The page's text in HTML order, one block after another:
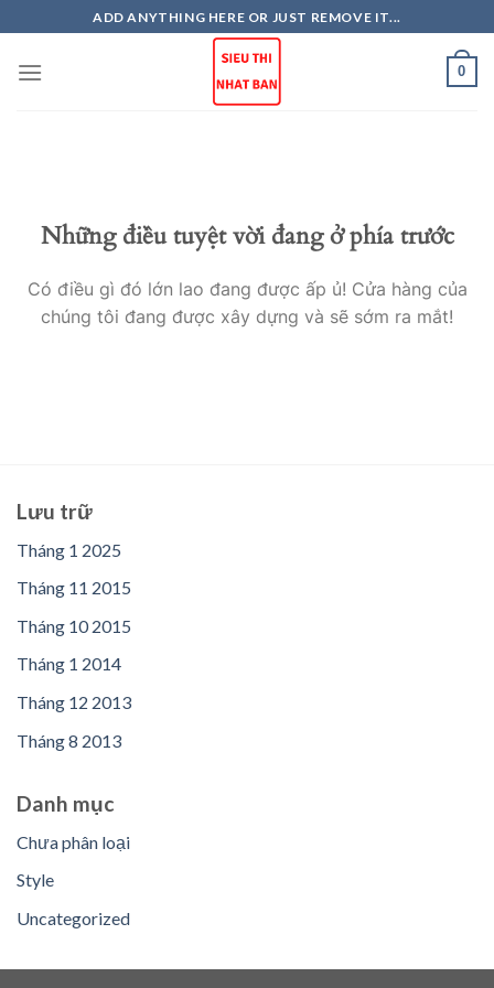
to
content
ADD ANYTHING HERE OR JUST REMOVE IT...
0
Những điều tuyệt vời đang ở phía trước
Có điều gì đó lớn lao đang được ấp ủ! Cửa hàng của
chúng tôi đang được xây dựng và sẽ sớm ra mắt!
Lưu trữ
Tháng 1 2025
Tháng 11 2015
Tháng 10 2015
Tháng 1 2014
Tháng 12 2013
Tháng 8 2013
Danh mục
Chưa phân loại
Style
Uncategorized